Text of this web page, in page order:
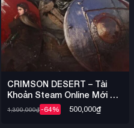
CRIMSON DESERT – Tài
Khoản Steam Online Mới +
Mail
1,390,000₫-64% 500,000₫